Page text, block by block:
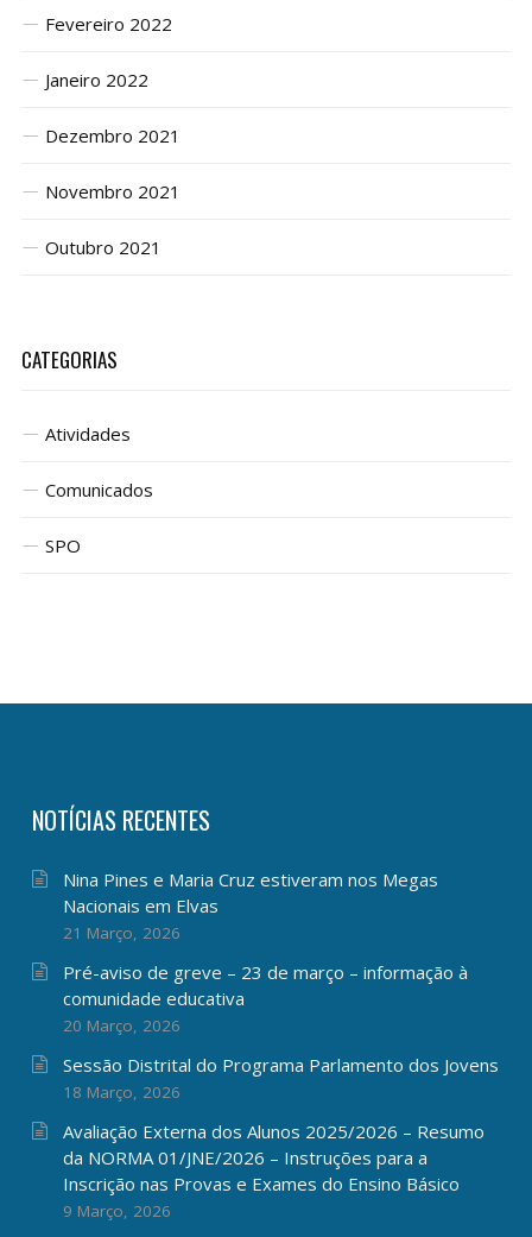
Fevereiro 2022
Janeiro 2022
Dezembro 2021
Novembro 2021
Outubro 2021
CATEGORIAS
Atividades
Comunicados
SPO
NOTÍCIAS RECENTES
Nina Pines e Maria Cruz estiveram nos Megas
Nacionais em Elvas
21 Março, 2026
Pré-aviso de greve – 23 de março – informação à
comunidade educativa
20 Março, 2026
Sessão Distrital do Programa Parlamento dos Jovens
18 Março, 2026
Avaliação Externa dos Alunos 2025/2026 – Resumo
da NORMA 01/JNE/2026 – Instruções para a
Inscrição nas Provas e Exames do Ensino Básico
9 Março, 2026